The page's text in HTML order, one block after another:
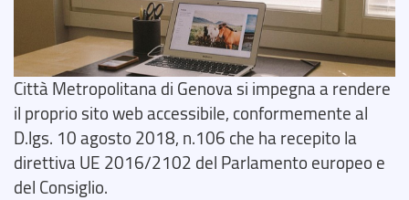
Città Metropolitana di Genova si impegna a rendere
il proprio sito web accessibile, conformemente al
D.lgs. 10 agosto 2018, n.106 che ha recepito la
direttiva UE 2016/2102 del Parlamento europeo e
del Consiglio.